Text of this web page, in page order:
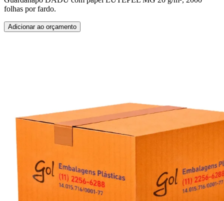
folhas por fardo.
Adicionar ao orçamento